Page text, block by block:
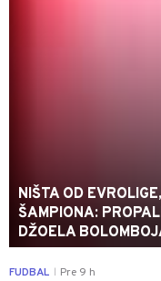
NIŠTA OD
ŠAMPIONA:
DŽOELA
FUDBAL Pre 9 h